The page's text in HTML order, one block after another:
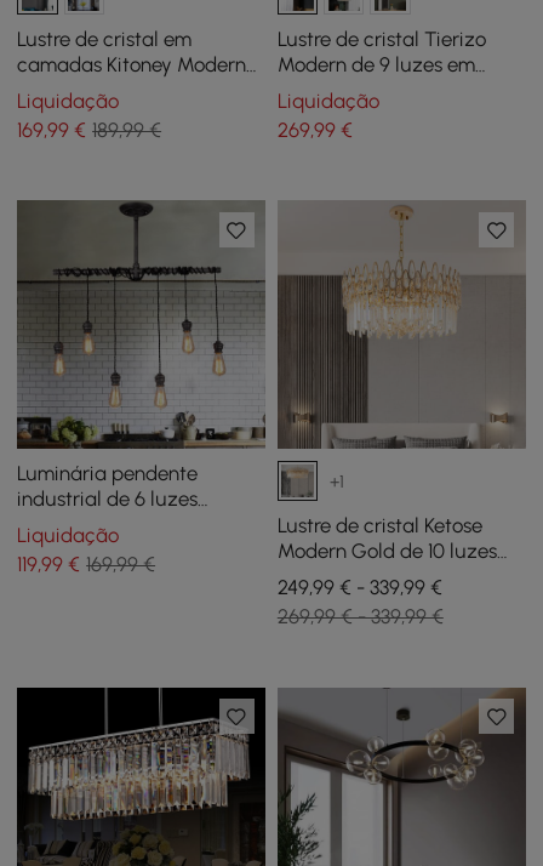
Lustre de cristal em
camadas Kitoney Modern
Gold de 3 luzes para sala
de estar e sala de jantar
Liquidação
169,99 € 189,99 €
Lustre de cristal Tierizo
Modern de 9 luzes em
camadas com corrente
ajustável em ouro
Liquidação
269,99€
Luminária pendente
industrial de 6 luzes
suspensa em tubos de
encanamento para ilha de
cozinha
Liquidação
119,99 € 169,99 €
+1
Lustre de cristal Ketose
Modern Gold de 10 luzes
com corrente ajustável
249,99 € - 339,99 €
269,99 € - 339,99 €